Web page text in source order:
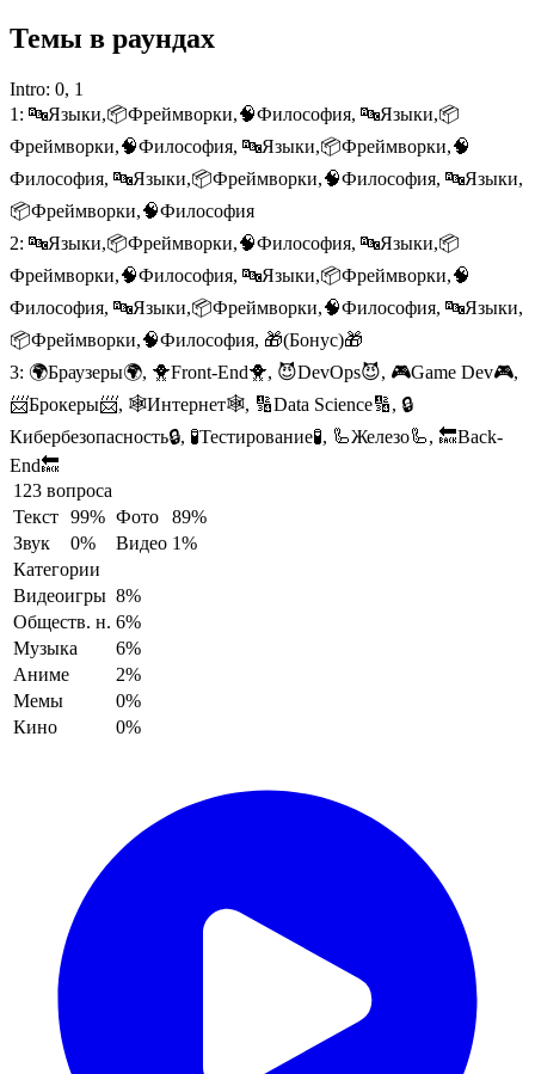
Темы в раундах
Intro: 0, 1
1: 🔤Языки,📦Фреймворки,🧠Философия, 🔤Языки,📦
Фреймворки,🧠Философия, 🔤Языки,📦Фреймворки,🧠
Философия, 🔤Языки,📦Фреймворки,🧠Философия, 🔤Языки,
📦Фреймворки,🧠Философия
2: 🔤Языки,📦Фреймворки,🧠Философия, 🔤Языки,📦
Фреймворки,🧠Философия, 🔤Языки,📦Фреймворки,🧠
Философия, 🔤Языки,📦Фреймворки,🧠Философия, 🔤Языки,
📦Фреймворки,🧠Философия, 🎁(Бонус)🎁
3: 🌍Браузеры🌍, 🐥Front-End🐥, 😈DevOps😈, 🎮Game Dev🎮,
📨Брокеры📨, 🕸️Интернет🕸️, 🔢Data Science🔢, 🔒
Кибербезопасность🔒, 🧪Тестирование🧪, 🦾Железо🦾, 🔙Back-
End🔙
123 вопроса
Текст 99% Фото
89%
Звук
0% Видео 1%
Категории
Видеоигры 8%
Обществ. н. 6%
Музыка
6%
Аниме
2%
Мемы
0%
Кино
0%